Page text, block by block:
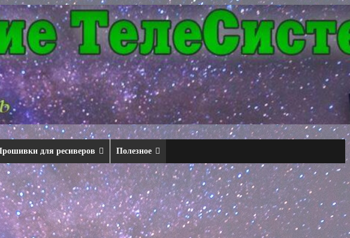
для ресиверов Полезное